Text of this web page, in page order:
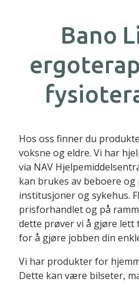
Kontakt ossBano
Hos oss finner du
voksne og eldre. Vi har
via NAV
kan brukes av beboere
institusjoner og sykehus.
prisforhandlet og på
dette prøver vi å gjøre lett
for å gjøre jobben din
Vi har produkter for
Dette kan være bilseter,